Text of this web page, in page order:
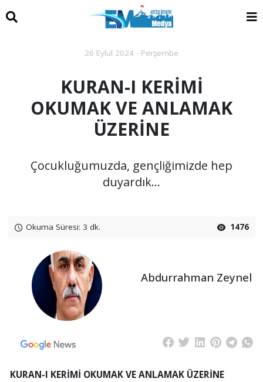
26 Eylül 2024 - Perşembe
KURAN-I KERİMİ
OKUMAK VE ANLAMAK
ÜZERİNE
Çocukluğumuzda, gençliğimizde hep
duyardık...
Okuma Süresi: 3 dk. 1476
Abdurrahman Zeynel
KURAN-I KERİMİ OKUMAK VE ANLAMAK ÜZERİNE